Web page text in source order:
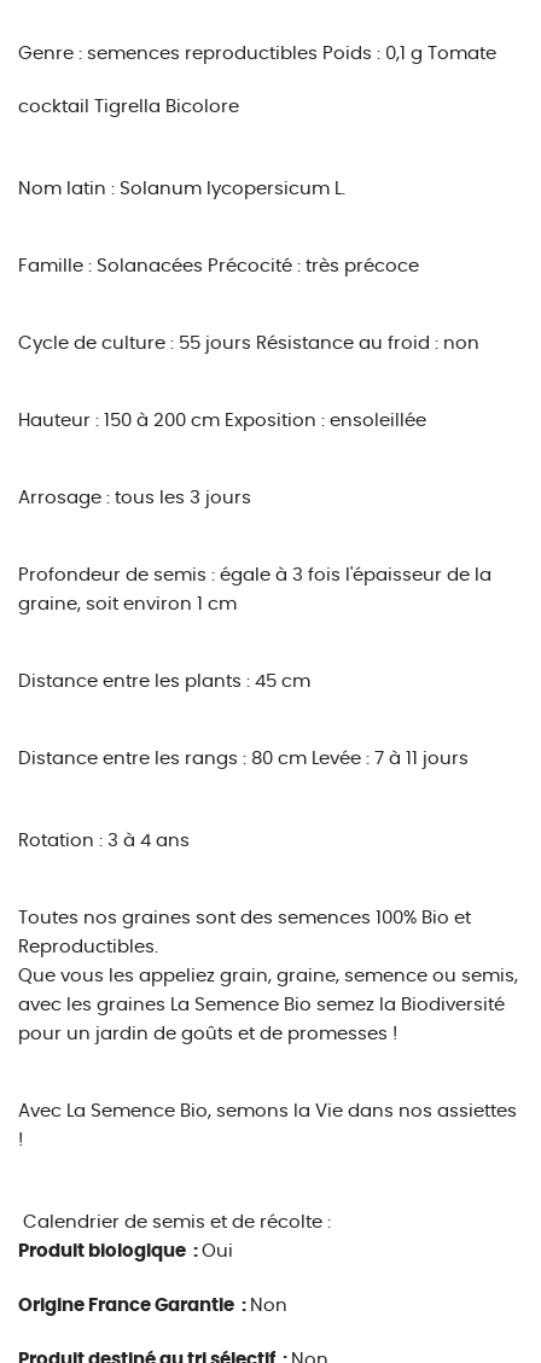
Genre : semences reproductibles Poids : 0,1 g Tomate
cocktail Tigrella Bicolore
Nom latin : Solanum lycopersicum L.
Famille : Solanacées Précocité : très précoce
Cycle de culture : 55 jours Résistance au froid : non
Hauteur : 150 à 200 cm Exposition : ensoleillée
Arrosage : tous les 3 jours
Profondeur de semis : égale à 3 fois l'épaisseur de la
graine, soit environ 1 cm
Distance entre les plants : 45 cm
Distance entre les rangs : 80 cm Levée : 7 à 11 jours
Rotation : 3 à 4 ans
Toutes nos graines sont des semences 100% Bio et
Reproductibles.
Que vous les appeliez grain, graine, semence ou semis,
avec les graines La Semence Bio semez la Biodiversité
pour un jardin de goûts et de promesses !
Avec La Semence Bio, semons la Vie dans nos assiettes
!
Calendrier de semis et de récolte :
Produit biologique : Oui
Origine France Garantie : Non